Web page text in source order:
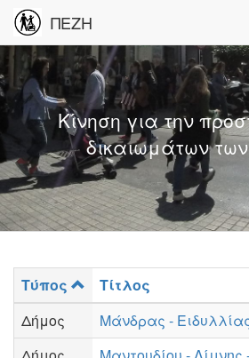
ΠΕΖΗ
Κίνηση για την
δικαιωμάτων
Τύπος Τίτλος
Δήμος
Μάνδρας -